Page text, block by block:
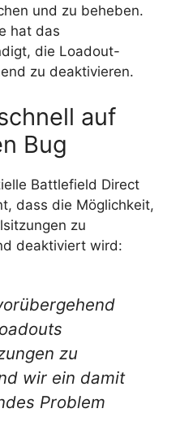
und zu beheben.
hat das
die Loadout-
zu deaktivieren.
auf
Bug
Battlefield Direct
dass die Möglichkeit,
zu
deaktiviert wird:
zu
wir ein damit
Problem